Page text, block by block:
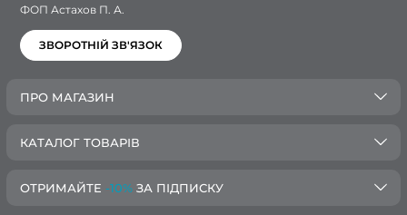
ФОП Астахов П. А.
ЗВОРОТНІЙ ЗВ'ЯЗОК
ПРО МАГАЗИН
КАТАЛОГ ТОВАРІВ
ОТРИМАЙТЕ -10% ЗА ПІДПИСКУ